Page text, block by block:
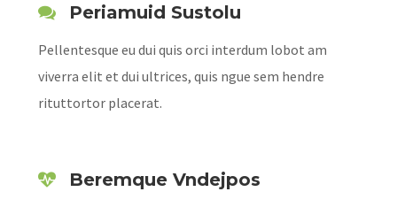
Periamuid Sustolu
Pellentesque eu dui quis orci interdum lobot am
viverra elit et dui ultrices, quis ngue sem hendre
rituttortor placerat.
Beremque Vndejpos